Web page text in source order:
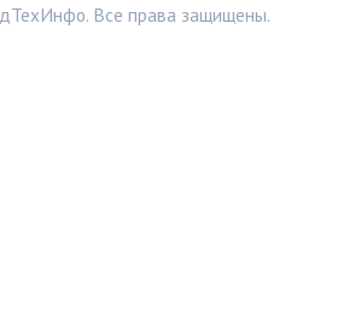
Все права защищены.